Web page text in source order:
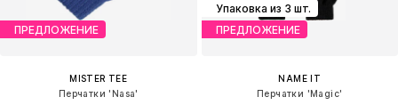
ПРЕДЛОЖЕНИЕ
MISTER TEE
Перчатки 'Nasa'
Упаковка из 3 шт.
ПРЕДЛОЖЕНИЕ
NAME IT
Перчатки 'Magic'